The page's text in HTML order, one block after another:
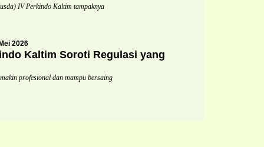
IV Perkindo Kaltim tampaknya
2026
Kaltim Soroti Regulasi yang
profesional dan mampu bersaing